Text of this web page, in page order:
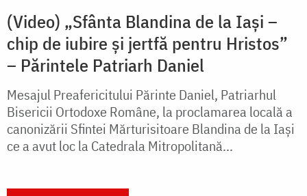
(Video) „Sfânta Blandina de la Iași –
chip de iubire și jertfă pentru Hristos”
– Părintele Patriarh Daniel
Mesajul Preafericitului Părinte Daniel, Patriarhul
Bisericii Ortodoxe Române, la proclamarea locală a
canonizării Sfintei Mărturisitoare Blandina de la Iași
ce a avut loc la Catedrala Mitropolitană...